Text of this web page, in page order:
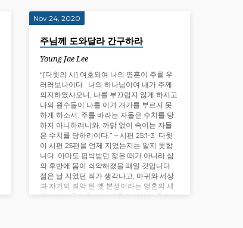
다. 하나님의 백성은 살아계신 하나님을 갈
망합니다, 하나님의…
Nov 24, 2020
주님께 도와달라 간구하라
Young Jae Lee
“[다윗의 시] 여호와여 나의 영혼이 주를 우
러러보나이다. 나의 하나님이여 내가 주께
의지하였사오니, 나를 부끄럽지 않게 하시고
나의 원수들이 나를 이겨 개가를 부르지 못
하게 하소서. 주를 바라는 자들은 수치를 당
하지 아니하려니와, 까닭 없이 속이는 자들
은 수치를 당하리이다.” – 시편 25:1-3 다윗
이 시편 25편을 언제 지었는지는 알지 못합
니다. 아마도 핍박받던 젊은 때가 아니라 삶
의 후반에 몸이 쇠약해졌을 때일 것입니다.
젊은 날 지었던 죄가 생각나고, 마귀와 세상
과 자기의 죄악 된 옛 본성이라는 영혼의 세
원수에게 공격을 받아 영혼의 상태가 좋지